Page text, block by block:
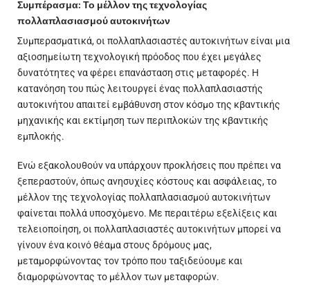
Συμπέρασμα: Το μέλλον της τεχνολογίας
πολλαπλασιασμού αυτοκινήτων
Συμπερασματικά, οι πολλαπλασιαστές αυτοκινήτων είναι μια
αξιοσημείωτη τεχνολογική πρόοδος που έχει μεγάλες
δυνατότητες να φέρει επανάσταση στις μεταφορές. Η
κατανόηση του πώς λειτουργεί ένας πολλαπλασιαστής
αυτοκινήτου απαιτεί εμβάθυνση στον κόσμο της κβαντικής
μηχανικής και εκτίμηση των περιπλοκών της κβαντικής
εμπλοκής.
Ενώ εξακολουθούν να υπάρχουν προκλήσεις που πρέπει να
ξεπεραστούν, όπως ανησυχίες κόστους και ασφάλειας, το
μέλλον της τεχνολογίας πολλαπλασιασμού αυτοκινήτων
φαίνεται πολλά υποσχόμενο. Με περαιτέρω εξελίξεις και
τελειοποίηση, οι πολλαπλασιαστές αυτοκινήτων μπορεί να
γίνουν ένα κοινό θέαμα στους δρόμους μας,
μεταμορφώνοντας τον τρόπο που ταξιδεύουμε και
διαμορφώνοντας το μέλλον των μεταφορών.